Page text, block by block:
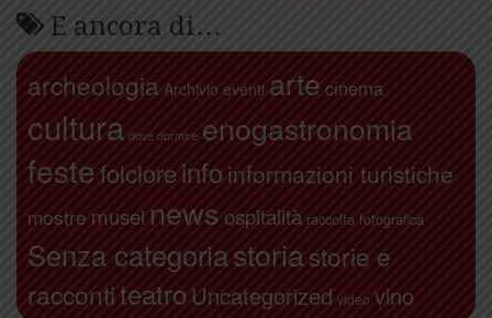
E ancora di…
archeologia Archivio eventi arte cinema
cultura dove dormire enogastronomia
festefolcloreinfo informazioni turistiche
mostre musei news ospitalità raccolta fotografica
Senza categoriastoriastorie e
raccontiteatro Uncategorized video vino